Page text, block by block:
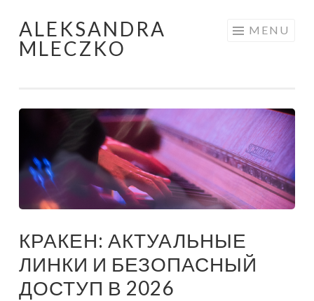
Skip to content
ALEKSANDRA
MLECZKO
MENU
КРАКЕН: АКТУАЛЬНЫЕ
ЛИНКИ И БЕЗОПАСНЫЙ
ДОСТУП В 2026